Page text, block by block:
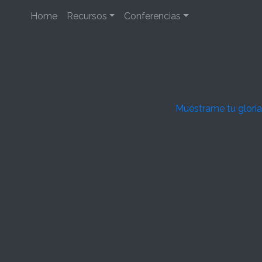
Home Recursos Conferencias
Muéstrame tu gloria